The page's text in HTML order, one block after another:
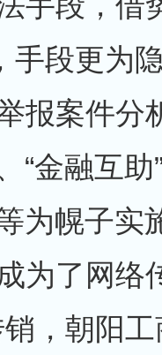
手段更为
报案件分
“金融互助
为幌子
为了网络
，朝阳